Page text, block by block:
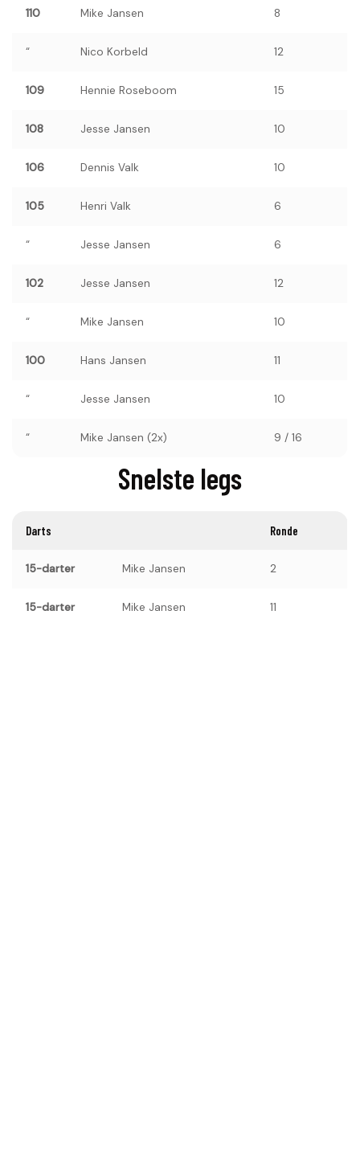
110 Mike Jansen 8
“ Nico Korbeld 12
109 Hennie Roseboom 15
108 Jesse Jansen 10
106 Dennis Valk 10
105 Henri Valk 6
“ Jesse Jansen 6
102 Jesse Jansen 12
“ Mike Jansen 10
100 Hans Jansen 11
“ Jesse Jansen 10
“ Mike Jansen (2x) 9 / 16
Snelste legs
Darts Ronde
15-darter Mike Jansen 2
15-darter Mike Jansen 11